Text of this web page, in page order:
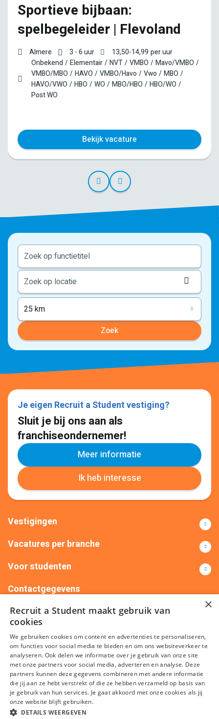
Sportieve bijbaan:
spelbegeleider | Flevoland
Almere 3 - 6 uur 13,50-14,99per uur
Onbekend
Elementair NVT VMBO
Mavo/VMBO
VMBO/MBO
HAVO VMBO/Havo Vwo
MBO
HAVO/VWO
HBO WO MBO/HBO
HBO/WO
Post WO
Bekijk vacature
25 km
Zoek
Je eigen Recruit a Student vestiging?
Sluit je bij ons aan als
franchiseondernemer!
Meer informatie
Ik heb interesse
Vestigingen
Vacatures per branche
Voor studenten
Contactgegevens
+31(0)88 522 00 76
info@recruitastudent.nl
Alle vestigingen
Algemene voorwaarden
×
Recruit a Student maakt gebruik van
cookies
We gebruiken cookies om content en advertenties te personaliseren,
om functies voor social media te bieden en om ons websiteverkeer te
analyseren. Ook delen we informatie over je gebruik van onze site
met onze partners voor social media, adverteren en analyse. Deze
partners kunnen deze gegevens combineren met andere informatie
die jij aan ze hebt verstrekt of die ze hebben verzameld op basis van
je gebruik van hun services. Je gaat akkoord met onze cookies als jij
onze website blijft gebruiken.
DETAILS WEERGEVEN